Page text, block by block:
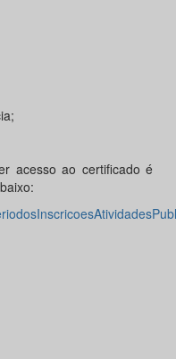
acesso ao certificado é